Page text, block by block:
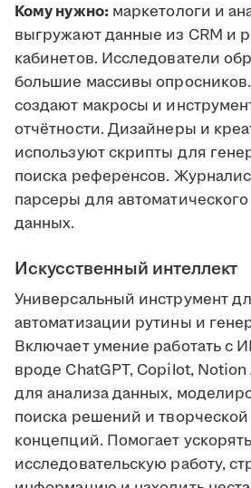
Кому нужно:маркетологи и
выгружают данные из CRM и
кабинетов. Исследователи
большие массивы
создают макросы и
отчётности. Дизайнеры и
используют скрипты для
поиска референсов.
парсеры для
данных.
Искусственный интеллект
Универсальный инструмент
автоматизации рутины и
Включает умение работать с
вроде ChatGPT, Copilot,
для анализа данных,
поиска решений и
концепций. Помогает ускорять
исследовательскую работу,